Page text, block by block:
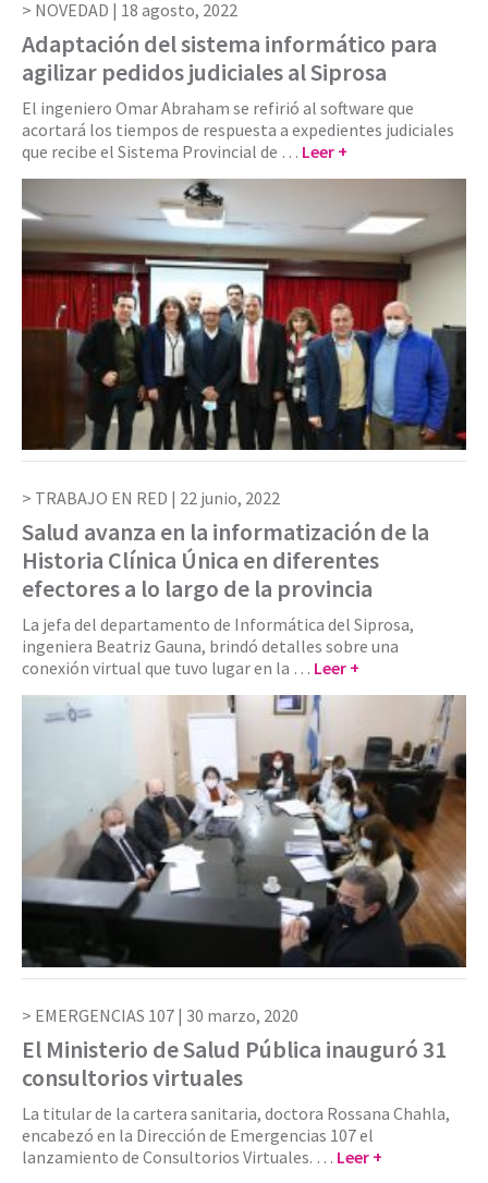
NOVEDAD | 18 agosto, 2022
Adaptación del sistema informático para
agilizar pedidos judiciales al Siprosa
El ingeniero Omar Abraham se refirió al software que
acortará los tiempos de respuesta a expedientes judiciales
que recibe el Sistema Provincial de … Leer +
TRABAJO EN RED | 22 junio, 2022
Salud avanza en la informatización de la
Historia Clínica Única en diferentes
efectores a lo largo de la provincia
La jefa del departamento de Informática del Siprosa,
ingeniera Beatriz Gauna, brindó detalles sobre una
conexión virtual que tuvo lugar en la … Leer +
EMERGENCIAS 107 | 30 marzo, 2020
El Ministerio de Salud Pública inauguró 31
consultorios virtuales
La titular de la cartera sanitaria, doctora Rossana Chahla,
encabezó en la Dirección de Emergencias 107 el
lanzamiento de Consultorios Virtuales. … Leer +